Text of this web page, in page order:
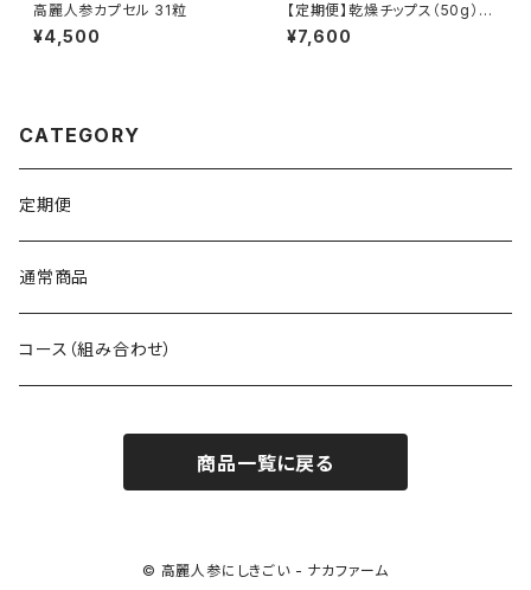
高麗人参カプセル 31粒
¥4,500
【定期便】乾燥チップス（50g）
（送料無料）
¥7,600
CATEGORY
定期便
通常商品
コース（組み合わせ）
商品一覧に戻る
© 高麗人参にしきごい - ナカファーム